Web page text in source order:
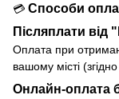
💳 Способи
Післяплати
Оплата при
вашому місті
Онлайн-оплата